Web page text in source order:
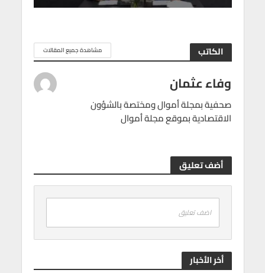
الكاتب مشاهدة جميع المقالات
وفاء عثمان
صحفية بمجلة أموال ومختصة بالشؤون
الاقتصادية بموقع مجلة أموال
أضف تعليق
اضف تعليق
أخر الأخبار